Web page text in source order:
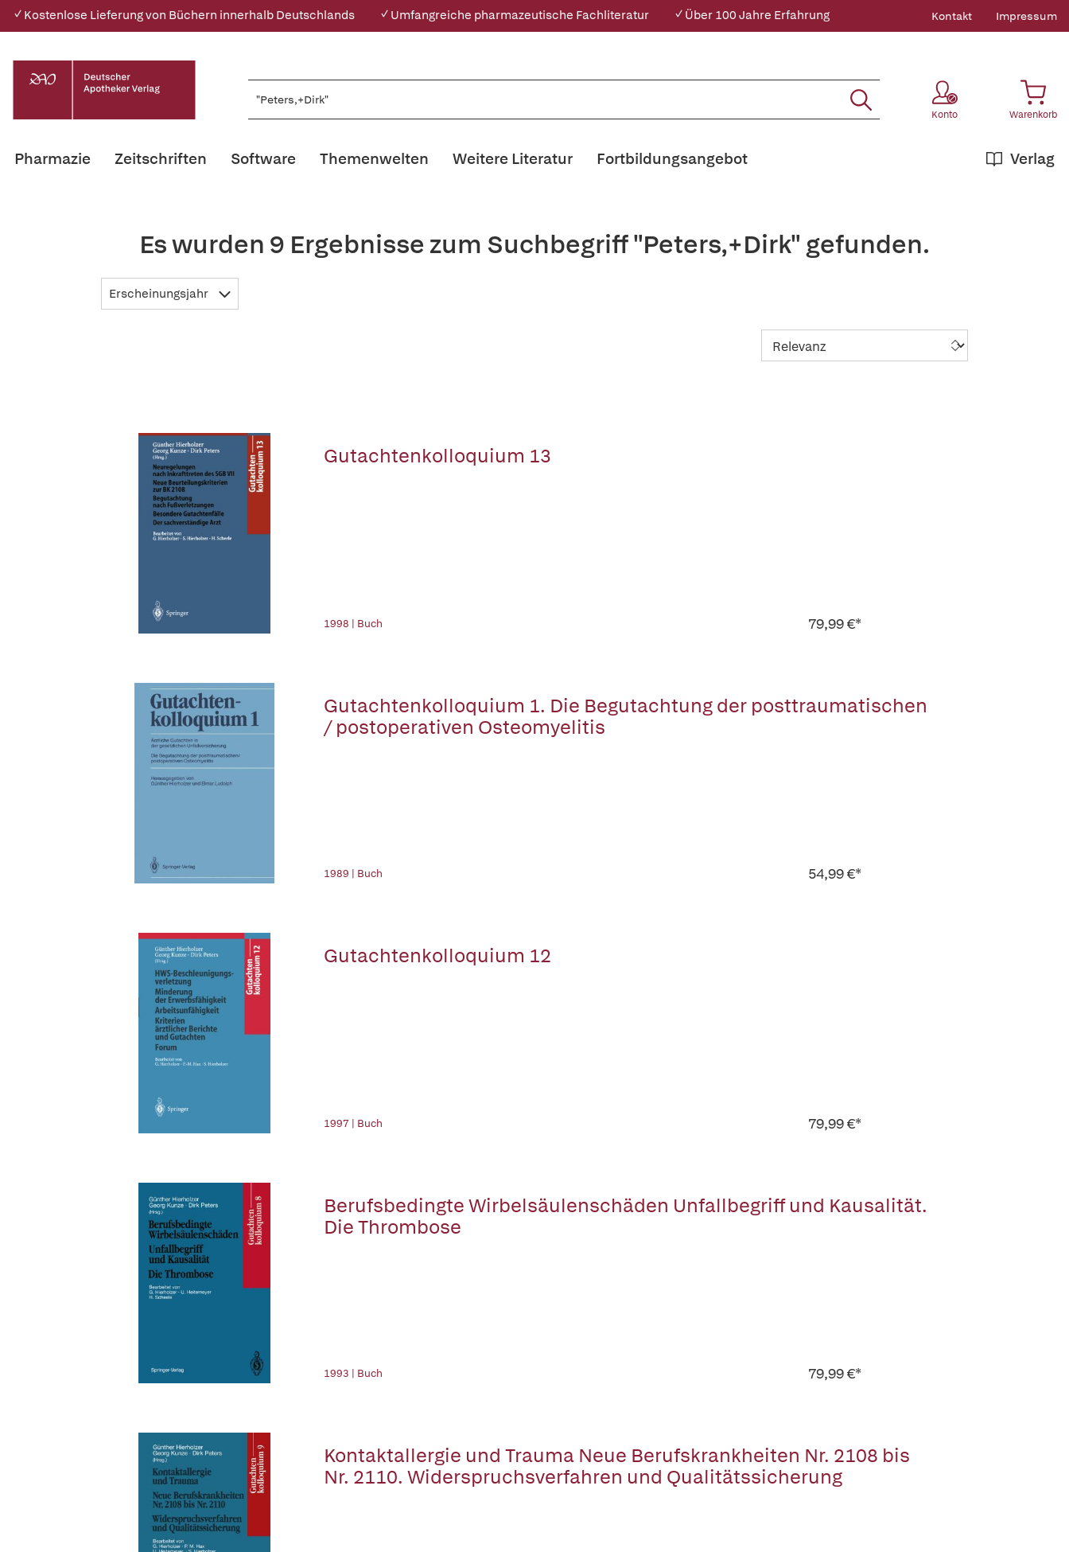
✓ Kostenlose Lieferung von Büchern innerhalb Deutschlands ✓ Umfangreiche pharmazeutische Fachliteratur ✓ Über 100 Jahre Erfahrung Kontakt Impressum
Konto Warenkorb
Pharmazie Zeitschriften Software Themenwelten Weitere Literatur Verlag
Fortbildungsangebot
Es wurden 9 Ergebnisse zum Suchbegriff "Peters,+Dirk" gefunden.
Erscheinungsjahr
Gutachtenkolloquium 13
1998 | Buch 79,99 €*
Gutachtenkolloquium 1. Die Begutachtung der posttraumatischen
/ postoperativen Osteomyelitis
1989 | Buch 54,99 €*
Gutachtenkolloquium 12
1997 | Buch 79,99 €*
Berufsbedingte Wirbelsäulenschäden Unfallbegriff und Kausalität.
Die Thrombose
1993 | Buch 79,99 €*
Kontaktallergie und Trauma Neue Berufskrankheiten Nr. 2108 bis
Nr. 2110. Widerspruchsverfahren und Qualitätssicherung